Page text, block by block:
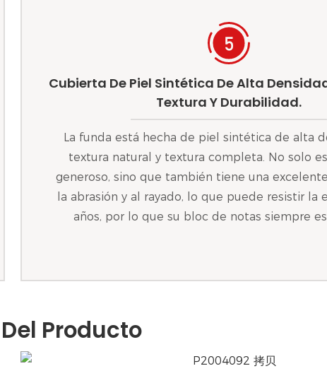
Cubierta De Piel Sintética De Alta
Textura Y Durabilidad.
La funda está hecha de piel sintética de alta
textura natural y textura completa. No solo
generoso, sino que también tiene una
la abrasión y al rayado, lo que puede resistir la
años, por lo que su bloc de notas siempre
Producto